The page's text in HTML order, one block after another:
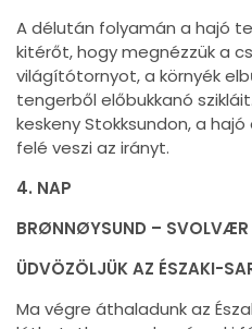
A délután folyamán a hajó
kitérőt, hogy megnézzük a
világítótornyot, a környék
tengerből előbukkanó
keskeny Stokksundon, a
felé veszi az irányt.
4. NAP
BRØNNØYSUND – SVOLVÆR
ÜDVÖZÖLJÜK AZ ÉSZAKI-
Ma végre áthaladunk az